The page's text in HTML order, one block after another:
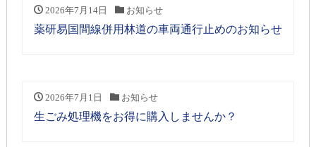
2026年7月14日 お知らせ
薬研易国間線併用林道の車両通行止めのお知らせ
2026年7月1日 お知らせ
生ごみ処理機をお得に購入しませんか？